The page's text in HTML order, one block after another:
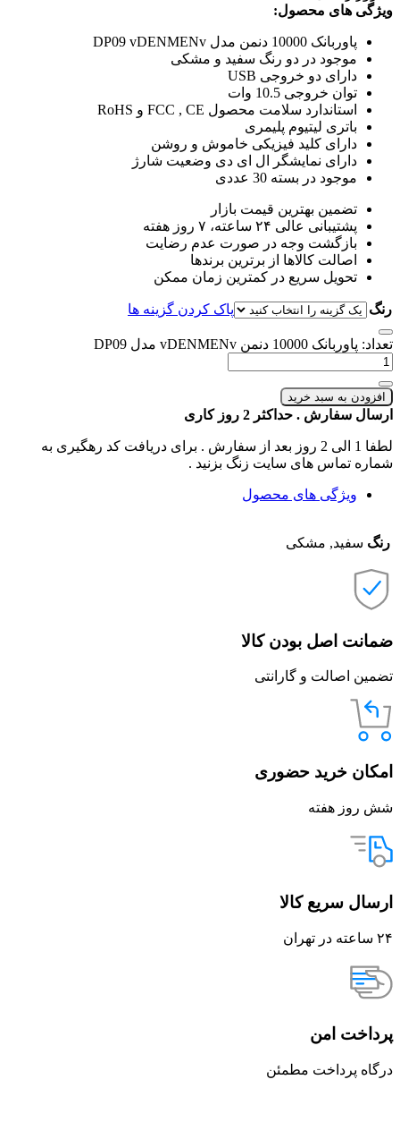
ویژگی های محصول:
پاوربانک 10000 دنمن مدل DP09 vDENMENv
موجود در دو رنگ سفید و مشکی
دارای دو خروجی USB
توان خروجی 10.5 وات
استاندارد سلامت محصول FCC , CE و RoHS
باتری لیتیوم پلیمری
دارای کلید فیزیکی خاموش و روشن
دارای نمایشگر ال ای دی وضعیت شارژ
موجود در بسته 30 عددی
تضمین بهترین قیمت بازار
پشتیبانی عالی ۲۴ ساعته، ۷ روز هفته
بازگشت وجه در صورت عدم رضایت
اصالت کالاها از برترین برندها
تحویل سریع در کمترین زمان ممکن
رنگ پاک کردن گزینه ها
تعداد: پاوربانک 10000 دنمن vDENMENv مدل DP09
افزودن به سبد خرید
ارسال سفارش . حداکثر 2 روز کاری
لطفا 1 الی 2 روز بعد از سفارش . برای دریافت کد رهگیری به
شماره تماس های سایت زنگ بزنید .
ویژگی های محصول
رنگ سفید, مشکی
ضمانت اصل بودن کالا
تضمین اصالت و گارانتی
امکان خرید حضوری
شش روز هفته
ارسال سریع کالا
۲۴ ساعته در تهران
پرداخت امن
درگاه پرداخت مطمئن